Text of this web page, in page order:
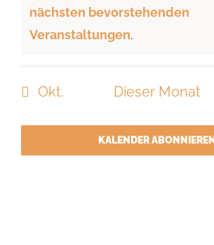
Hinweis
nächsten bevorstehenden
Veranstaltungen.
Okt. Dieser Monat
KALENDER ABONNIEREN